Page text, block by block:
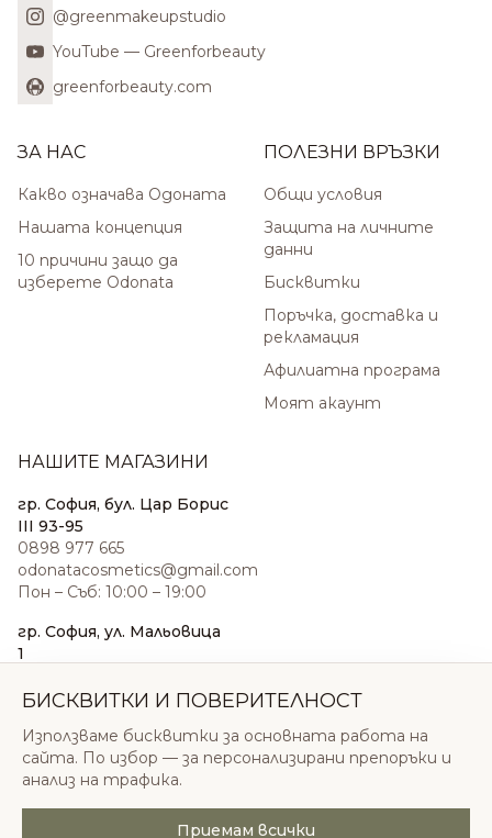
@greenmakeupstudio
YouTube — Greenforbeauty
greenforbeauty.com
ЗА НАС
Какво означава Одоната
Нашата концепция
10 причини защо да
изберете Odonata
ПОЛЕЗНИ ВРЪЗКИ
Общи условия
Защита на личните
данни
Бисквитки
Поръчка, доставка и
рекламация
Афилиатна програма
Моят акаунт
НАШИТЕ МАГАЗИНИ
гр. София, бул. Цар Борис
III 93-95
0898 977 665
odonatacosmetics@gmail.com
Пон – Съб: 10:00 – 19:00
гр. София, ул. Мальовица
1
sales@odonatacosmetics.com
Нед: 11:00 – 18:00
БИСКВИТКИ И ПОВЕРИТЕЛНОСТ
Използваме бисквитки за основната работа на
сайта. По избор — за персонализирани препоръки и
анализ на трафика.
Приемам всички